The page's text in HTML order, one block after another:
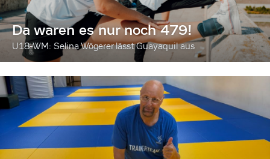
Da waren es nur noch 479!
U18-WM: Selina Wögerer lässt Guayaquil aus